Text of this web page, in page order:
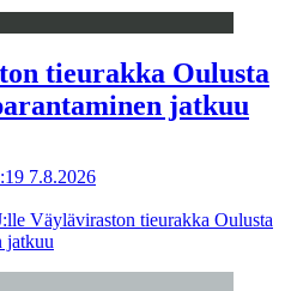
tieurakka Oulusta
jatkuu
7.8.2026
Väyläviraston tieurakka Oulusta
jatkuu